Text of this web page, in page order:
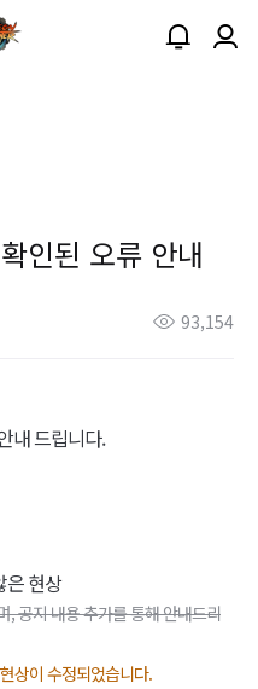
인된 오류 안내
93,154
내 드립니다.
은 현상
공지 내용 추가를 통해 안내드리
상이 수정되었습니다.